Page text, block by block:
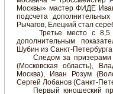
Москвы» мастер ФИДЕ
подсчета
Рычагов, Елецкий стал
Третье место с 8,5
дополнительным
Шубин из Санкт-
Следом за призерами в
(Московская область),
Москва), Иван Розум
Сергей Лобанов (Санкт-
Первый юношеский